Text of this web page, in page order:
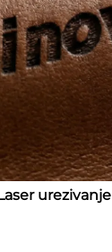
urezivanje